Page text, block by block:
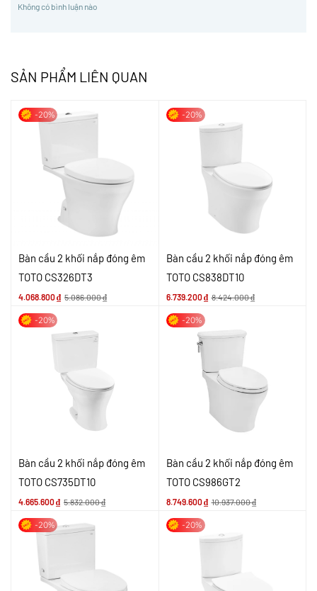
Không có bình luận nào
SẢN PHẨM LIÊN QUAN
-20%
Bàn cầu 2 khối nắp đóng êm
TOTO CS326DT3
4.068.800₫ 5.086.000₫
-20%
Bàn cầu 2 khối nắp đóng êm
TOTO CS838DT10
6.739.200₫ 8.424.000₫
-20%
Bàn cầu 2 khối nắp đóng êm
TOTO CS735DT10
4.665.600₫ 5.832.000₫
-20%
Bàn cầu 2 khối nắp đóng êm
TOTO CS986GT2
8.749.600₫ 10.937.000₫
-20% -20%